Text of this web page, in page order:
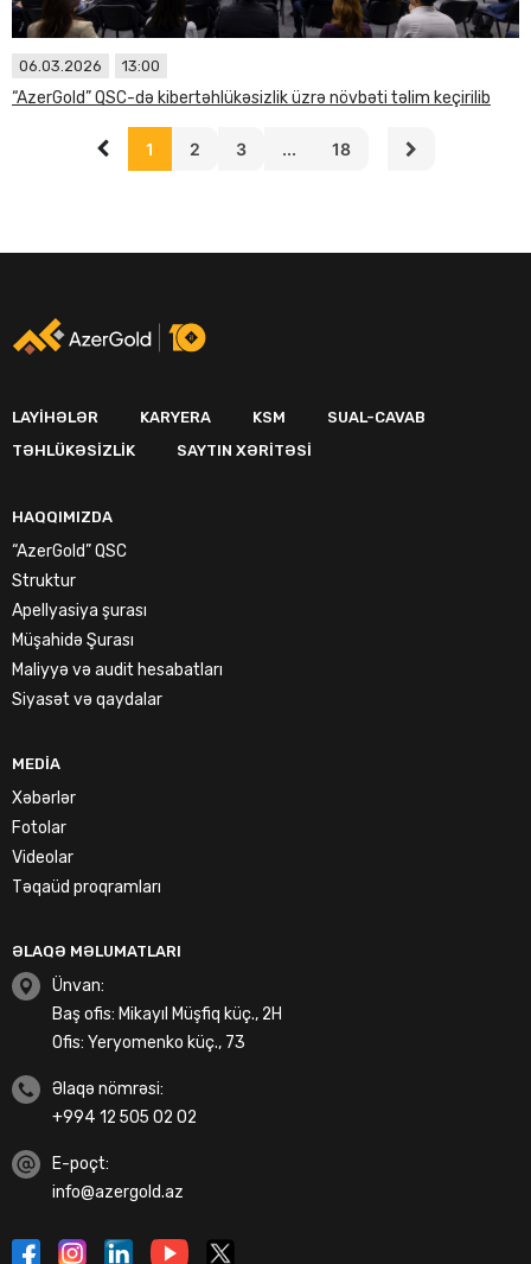
06.03.2026 13:00
“AzerGold” QSC-də kibertəhlükəsizlik üzrə növbəti təlim keçirilib
1 2 3 ... 18
LAYIHƏLƏR KARYERA KSM
SUAL-CAVAB
TƏHLÜKƏSIZLIK
SAYTIN XƏRITƏSI
HAQQIMIZDA
“AzerGold” QSC
Struktur
Apellyasiya şurası
Müşahidə Şurası
Maliyyə və audit hesabatları
Siyasət və qaydalar
MEDIA
Xəbərlər
Fotolar
Videolar
Təqaüd proqramları
ƏLAQƏ MƏLUMATLARI
Ünvan:
Baş ofis: Mikayıl Müşfiq küç., 2H
Ofis: Yeryomenko küç., 73
Əlaqə nömrəsi:
+994 12 505 02 02
E-poçt:
info@azergold.az